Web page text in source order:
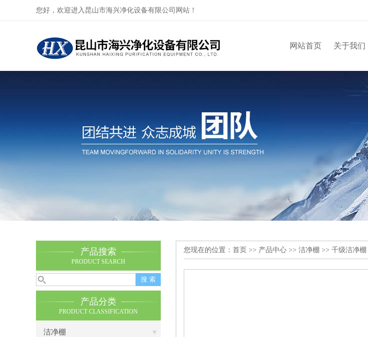
您好，欢迎进入昆山市海兴净化设备有限公司网站！
网站首页 关于我们
产品搜索
PRODUCT SEARCH
产品分类
PRODUCT CLASSIFICATION
洁净棚
您现在的位置： 首页 >> 产品中心 >> 洁净棚 >> 千级洁净棚